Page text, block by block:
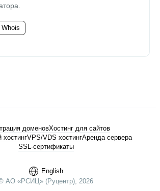
Whois
English
АО «РСИЦ» (Руцентр), 2026
доменовХостинг для сайтов
хостингVPS/VDS хостингАренда сервера
SSL-сертификаты